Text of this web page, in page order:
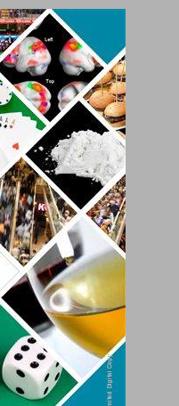
כולנו מכורים ... 0